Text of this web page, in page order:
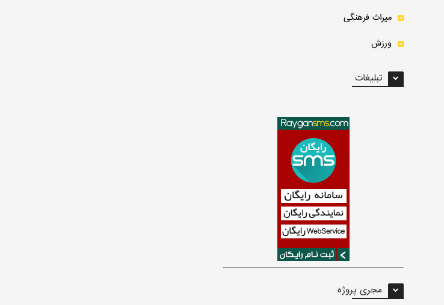
میراث فرهنگی
ورزش
تبلیغات
مجری پروژه